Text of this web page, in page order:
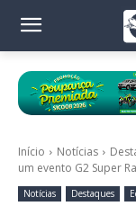
Início Notícias
um evento G2 Super
Notícias Destaques